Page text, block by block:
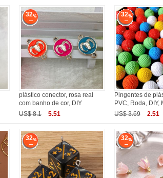
32
plástico conector, rosa real
com banho de cor, DIY
US$ 8.1
5.51
32
Pingentes de
PVC, Roda, DIY,
US$ 3.69
2.51
32 32